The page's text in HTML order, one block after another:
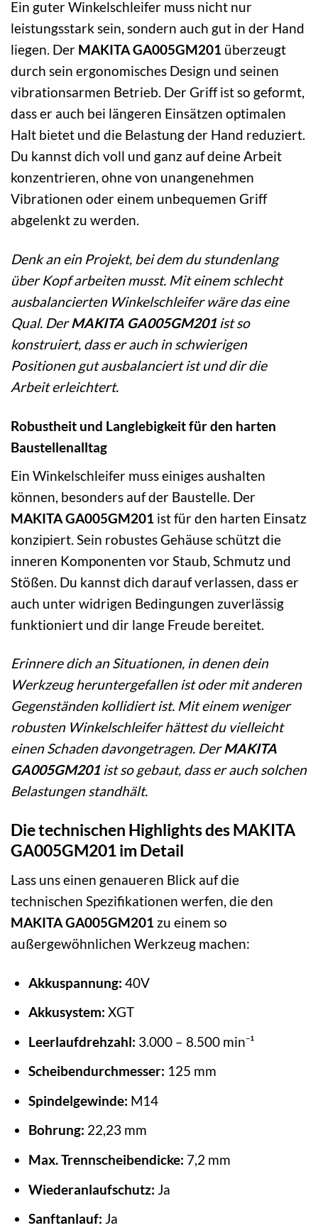
Ein guter Winkelschleifer muss nicht nur
leistungsstark sein, sondern auch gut in der Hand
liegen. Der MAKITA GA005GM201 überzeugt
durch sein ergonomisches Design und seinen
vibrationsarmen Betrieb. Der Griff ist so geformt,
dass er auch bei längeren Einsätzen optimalen
Halt bietet und die Belastung der Hand reduziert.
Du kannst dich voll und ganz auf deine Arbeit
konzentrieren, ohne von unangenehmen
Vibrationen oder einem unbequemen Griff
abgelenkt zu werden.
Denk an ein Projekt, bei dem du stundenlang
über Kopf arbeiten musst. Mit einem schlecht
ausbalancierten Winkelschleifer wäre das eine
Qual. DerMAKITA GA005GM201ist so
konstruiert, dass er auch in schwierigen
Positionen gut ausbalanciert ist und dir die
Arbeit erleichtert.
Robustheit und Langlebigkeit für den harten
Baustellenalltag
Ein Winkelschleifer muss einiges aushalten
können, besonders auf der Baustelle. Der
MAKITA GA005GM201 ist für den harten Einsatz
konzipiert. Sein robustes Gehäuse schützt die
inneren Komponenten vor Staub, Schmutz und
Stößen. Du kannst dich darauf verlassen, dass er
auch unter widrigen Bedingungen zuverlässig
funktioniert und dir lange Freude bereitet.
Erinnere dich an Situationen, in denen dein
Werkzeug heruntergefallen ist oder mit anderen
Gegenständen kollidiert ist. Mit einem weniger
robusten Winkelschleifer hättest du vielleicht
einen Schaden davongetragen. DerMAKITA
GA005GM201ist so gebaut, dass er auch solchen
Belastungen standhält.
Die technischen Highlights des MAKITA
GA005GM201 im Detail
Lass uns einen genaueren Blick auf die
technischen Spezifikationen werfen, die den
MAKITA GA005GM201 zu einem so
außergewöhnlichen Werkzeug machen:
Akkuspannung: 40V
Akkusystem: XGT
Leerlaufdrehzahl: 3.000 – 8.500 min⁻¹
Scheibendurchmesser: 125 mm
Spindelgewinde: M14
Bohrung: 22,23 mm
Max. Trennscheibendicke: 7,2 mm
Wiederanlaufschutz: Ja
Sanftanlauf: Ja